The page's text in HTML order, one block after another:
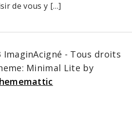
de vous y […]
- Tous droits
Minimal Lite by